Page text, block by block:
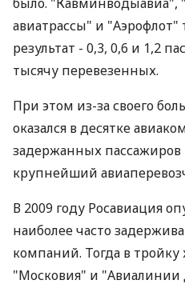
авиатрассы" и
результат - 0,3, 0,6 и 1,2
тысячу перевезенных.
При этом из-за своего
оказался в десятке
задержанных пассажиров
крупнейший
В 2009 году Росавиация
наиболее часто
компаний. Тогда в
"Московия" и "Авиалинии